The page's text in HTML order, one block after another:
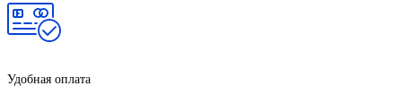
Удобная оплата